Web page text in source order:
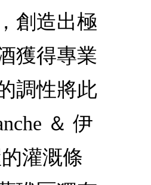
創造出極
獲得專業
調性將此
＆ 伊
灌溉條